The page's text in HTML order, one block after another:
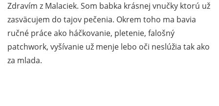
Zdravím z Malaciek. Som babka krásnej vnučky ktorú už
zasväcujem do tajov pečenia. Okrem toho ma bavia
ručné práce ako háčkovanie, pletenie, falošný
patchwork, vyšívanie už menje lebo oči neslúžia tak ako
za mlada.